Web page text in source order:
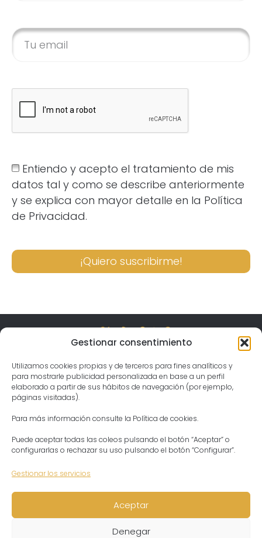
Gestionar consentimiento
Utilizamos cookies propias y de terceros para fines analíticos y
para mostrarle publicidad personalizada en base a un perfil
elaborado a partir de sus hábitos de navegación (por ejemplo,
páginas visitadas).
Para más información consulte la Política de cookies.
Puede aceptar todas las coleos pulsando el botón “Aceptar” o
configurarlas o rechazar su uso pulsando el botón “Configurar”.
Gestionar los servicios
Aceptar
Denegar
Entiendo y acepto el tratamiento de mis
datos tal y como se describe anteriormente
y se explica con mayor detalle en la Política
de Privacidad.
¡Quiero suscribirme!
04559 Las Tablas, Almería
Horario
Lunes – Domingo:
04:30 – 21:30
Contacto
Presidenta del Ashram
ashram@templodekrishna.com
Política de cookies